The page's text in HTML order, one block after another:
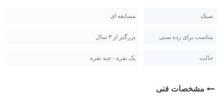
سبک مسابقه ای
مناسب برای رده سنی بزرگتر از ۳ سال
حالت یک نفره - چند نفره
مشخصات فنی